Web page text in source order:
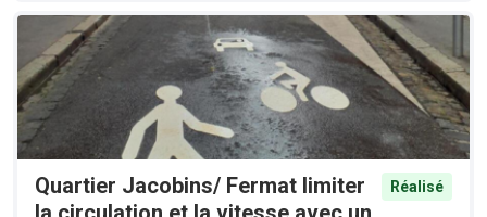
Quartier Jacobins/ Fermat limiter
Réalisé